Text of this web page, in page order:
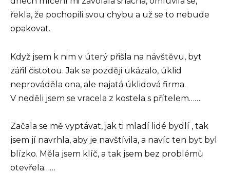
řekla, že pochopili svou chybu a už se to nebude
opakovat.
Když jsem k nim v úterý přišla na návštěvu, byt
zářil čistotou. Jak se později ukázalo, úklid
neprováděla ona, ale najatá úklidová firma.
V neděli jsem se vracela z kostela s přítelem…….
Začala se mě vyptávat, jak ti mladí lidé bydlí , tak
jsem jí navrhla, aby je navštívila, a navíc ten byt byl
blízko. Měla jsem klíč, a tak jsem bez problémů
otevřela……